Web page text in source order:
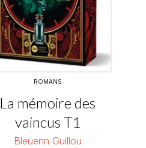
ROMANS
La mémoire des
vaincus T1
Bleuenn Guillou